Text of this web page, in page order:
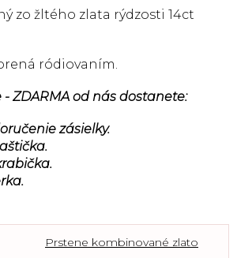
zo žltého zlata rýdzosti 14ct
ródiovaním.
ZDARMA od nás dostanete:
zásielky.
Prstene kombinované zlato